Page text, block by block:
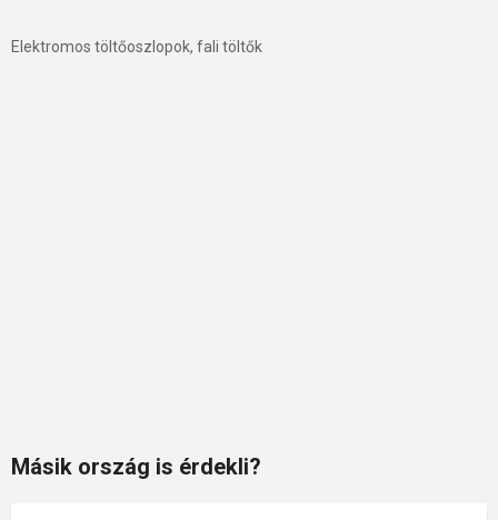
Másik ország is érdekli?
Elektromos töltőoszlopok, fali töltők